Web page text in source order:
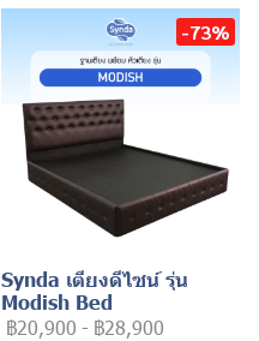
-73%
Synda เตียงดีไซน์ รุ่น
Modish Bed
฿20,900 - ฿28,900